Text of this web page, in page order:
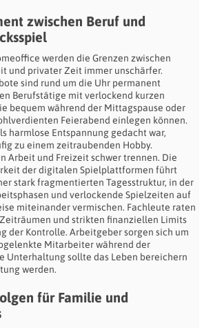
zwischen Beruf und
werden die Grenzen zwischen
und privater Zeit immer unschärfer.
sind rund um die Uhr permanent
Berufstätige mit verlockend kurzen
bequem während der Mittagspause oder
Feierabend einlegen können.
harmlose Entspannung gedacht war,
zu einem zeitraubenden Hobby.
Arbeit und Freizeit schwer trennen. Die
der digitalen Spielplattformen führt
stark fragmentierten Tagesstruktur, in der
und verlockende Spielzeiten auf
miteinander vermischen. Fachleute raten
und strikten finanziellen Limits
der Kontrolle. Arbeitgeber sorgen sich um
Mitarbeiter während der
Unterhaltung sollte das Leben bereichern
werden.
für Familie und